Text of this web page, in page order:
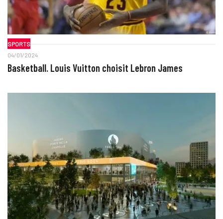
SPORTS
04/01/2024
Basketball. Louis Vuitton choisit Lebron James